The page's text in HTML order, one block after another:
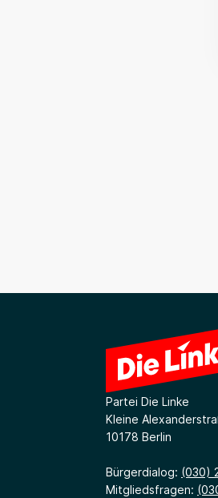
Partei Die Linke
Kleine
10178 Berlin
Bürgerdialog: (030)
Mitgliedsfragen: